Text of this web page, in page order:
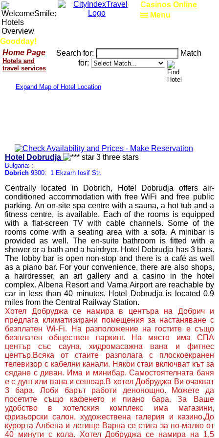
Goodday!
Casinos Online
Home Page
Hotels and
travel services
Search for:
Match
for:
Expand Map of Hotel Location
Hotel Dobrudja
Bulgaria: :
Dobrich 9300: 1 Ekzarh Iosif Str.
Centrally located in Dobrich, Hotel Dobrudja offers air-
conditioned accommodation with free WiFi and free public
parking. An on-site spa centre with a sauna, a hot tub and a
fitness centre, is available. Each of the rooms is equipped
with a flat-screen TV with cable channels. Some of the
rooms come with a seating area with a sofa. A minibar is
provided as well. The en-suite bathroom is fitted with a
shower or a bath and a hairdryer. Hotel Dobrudja has 3 bars.
The lobby bar is open non-stop and there is a café as well
as a piano bar. For your convenience, there are also shops,
a hairdresser, an art gallery and a casino in the hotel
complex. Albena Resort and Varna Airport are reachable by
car in less than 40 minutes. Hotel Dobrudja is located 0.9
miles from the Central Railway Station.
Хотел Добруджа се намира в центъра на Добрич и
предлага климатизирани помещения за настаняване с
безплатен Wi-Fi. На разположение на гостите е също
безплатен обществен паркинг. На място има СПА
център със сауна, хидромасажна вана и фитнес
център.Всяка от стаите разполага с плоскоекранен
телевизор с кабелни канали. Някои стаи включват кът за
сядане с диван. Има и минибар. Самостоятелната баня
е с душ или вана и сешоар.В хотел Добруджа Ви очакват
3 бара. Лоби барът работи денонощно. Можете да
посетите също кафенето и пиано бара. За Ваше
удобство в хотелския комплекс има магазини,
фризьорски салон, художествена галерия и казино.До
курорта Албена и летище Варна се стига за по-малко от
40 минути с кола. Хотел Добруджа се намира на 1,5
Menu